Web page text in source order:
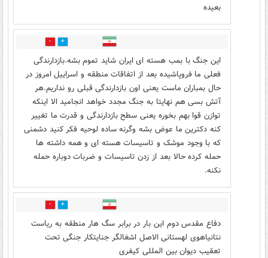
بعیده
5
این جنگ با بمب هسته ای ایران شاید تموم بشه.بازدارندگی
فعلی ما فروپاشیده بعد از اتفاقات منطقه و اسراییل امروز در
حال بمباران ماست یعنی اون بازدارندگی قبلی رو نداریم.هر
آتش بسی هم نهایتا به جنگ مجدد خواهد انجامید الا اینکه
توازن قوا بهم بخوره یعنی سطح بازدارندگی و قدرت ما تغییر
کنه دکترین ما عوض بشه وگرنه ساده لوحیه فکر کنید دشمنی
که با وجود موشک و تاسیسات هسته ای و همه داشته ها
حمله کرده حالا بعد از زدن تاسیسات و ضربات دوباره حمله
نکنه.
2
دفاع مقدس دوم این بار در برابر سگ هار منطقه به ریاست
نتانیاهوی لهستانی الاصل اشغالگر جنایتکار جنگی تحت
تعقیب دیوان بین المللی کیفری